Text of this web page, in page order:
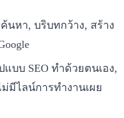
นหา, บริบทกว้าง, สร้าง
แบบ SEO ทำด้วยตนเอง,
มีไลน์การทำงานเผย